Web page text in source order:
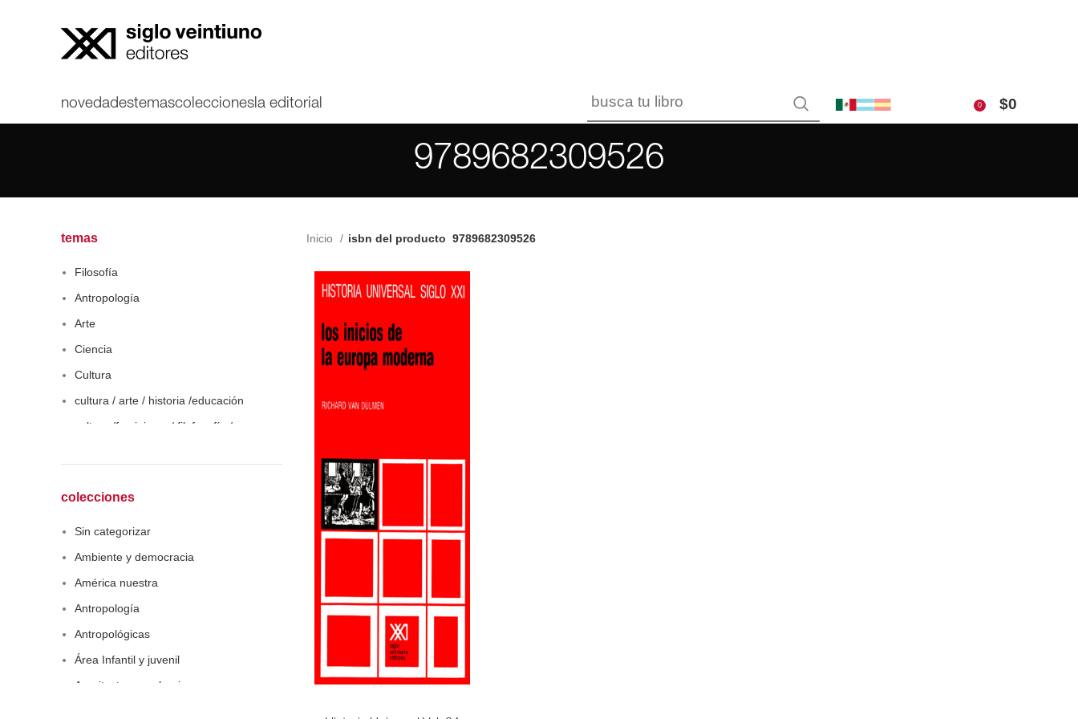
novedadestemascolecciones la editorial 0 $0
9789682309526
temas
Filosofía
Antropología
Arte
Ciencia
Cultura
cultura / arte / historia /educación
cultura /feminismo / filofosofía /
Economía
colecciones
Sin categorizar
Ambiente y democracia
América nuestra
Antropología
Antropológicas
Área Infantil y juvenil
Arquitectura y urbanismo
Inicio isbn del producto 9789682309526